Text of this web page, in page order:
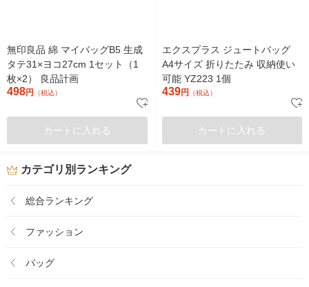
無印良品 綿 マイバッグB5 生成
タテ31×ヨコ27cm 1セット（1
枚×2） 良品計画
498円 （税込）
カートに入れる
エクスプラス ジュートバッグ
A4サイズ 折りたたみ 収納使い
可能 YZ223 1個
439円 （税込）
カートに入れる
カテゴリ別ランキング
総合ランキング
ファッション
バッグ